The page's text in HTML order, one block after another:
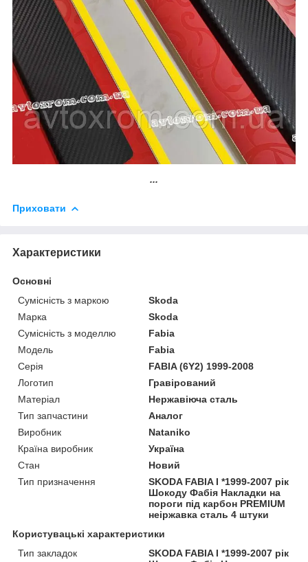
...
Приховати
Характеристики
Основні
Сумісність з маркою
Skoda
Марка
Skoda
Сумісність з моделлю
Fabia
Модель
Fabia
Серія
FABIA (6Y2) 1999-2008
Логотип
Гравірований
Матеріал
Нержавіюча сталь
Тип запчастини
Аналог
Виробник
Nataniko
Країна виробник
Україна
Стан
Новий
Тип призначення
SKODA FABIA I *1999-2007 рік
Шокоду Фабія Накладки на
пороги під карбон PREMIUM
неіржавка сталь 4 штуки
Користувацькi характеристики
Тип закладок
SKODA FABIA I *1999-2007 рік